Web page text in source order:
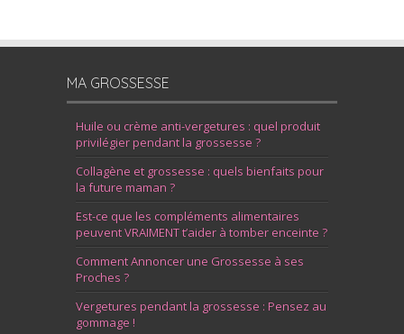
MA GROSSESSE
Huile ou crème anti-vergetures : quel produit
privilégier pendant la grossesse ?
Collagène et grossesse : quels bienfaits pour
la future maman ?
Est-ce que les compléments alimentaires
peuvent VRAIMENT t’aider à tomber enceinte ?
Comment Annoncer une Grossesse à ses
Proches ?
Vergetures pendant la grossesse : Pensez au
gommage !